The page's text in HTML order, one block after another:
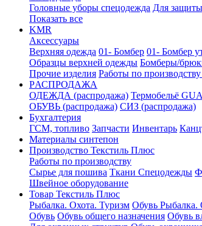
Головные уборы спецодежда Для защиты
Показать все
KMR
Аксессуары
Верхняя одежда 01- Бомбер 01- Бомбер
Образцы верхней одежды Бомберы/
Прочие изделия Работы по
PАСПРОДАЖА
ОДЕЖДА (распродажа) Термобельё
ОБУВЬ (распродажа) СИЗ (распродажа)
Бухгалтерия
ГСМ, топливо Запчасти Инвентарь
Материалы синтепон
Производство Текстиль Плюс
Работы по производству
Сырье для пошива Ткани Спецодежды
Швейное оборудование
Товар Текстиль Плюс
Рыбалка. Охота. Туризм Обувь Рыбалка.
Обувь Обувь общего назначения Обувь